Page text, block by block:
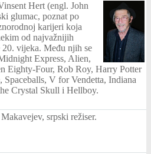
Hert (engl. John
glumac, poznat po
karijeri koja
od najvažnijih
vijeka. Među njih se
Express, Alien,
Eighty-Four, Rob Roy, Harry Potter
Spaceballs, V for Vendetta, Indiana
Crystal Skull i Hellboy.
srpski režiser.